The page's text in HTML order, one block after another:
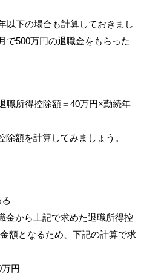
以下の場合も計算しておきまし
で500万円の退職金をもらった
職所得控除額＝40万円×勤続年
除額を計算してみましょう。
金から上記で求めた退職所得控
額となるため、下記の計算で求
万円